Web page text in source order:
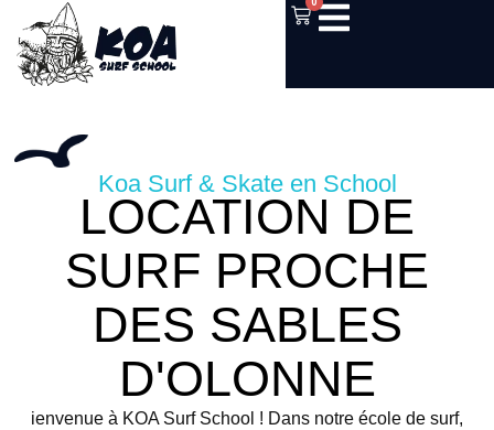
Koa Surf & Skate en School
LOCATION DE
SURF PROCHE
DES SABLES
D'OLONNE
ienvenue à KOA Surf School ! Dans notre école de surf,